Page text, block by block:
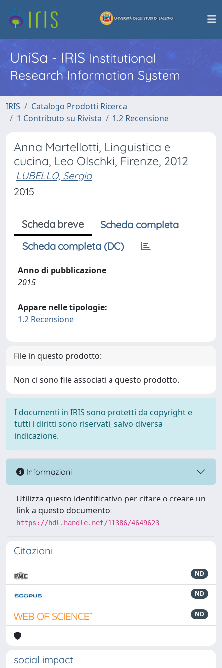
UniSa - IRISInstitutional
Research Information System
IRIS
Catalogo Prodotti Ricerca
1 Contributo su Rivista
1.2 Recensione
Anna Martellotti, Linguistica e
cucina, Leo Olschki, Firenze, 2012
LUBELLO, Sergio
2015
Scheda breve
Scheda completa
Scheda completa (DC)
Anno di pubblicazione
2015
Appare nelle tipologie:
1.2 Recensione
File in questo prodotto:
Non ci sono file associati a questo prodotto.
I documenti in IRIS sono protetti da copyright e
tutti i diritti sono riservati, salvo diversa
indicazione.
Informazioni
Utilizza questo identificativo per citare o creare un
link a questo documento:
https://hdl.handle.net/11386/4649623
Citazioni
ND
ND
ND
social impact